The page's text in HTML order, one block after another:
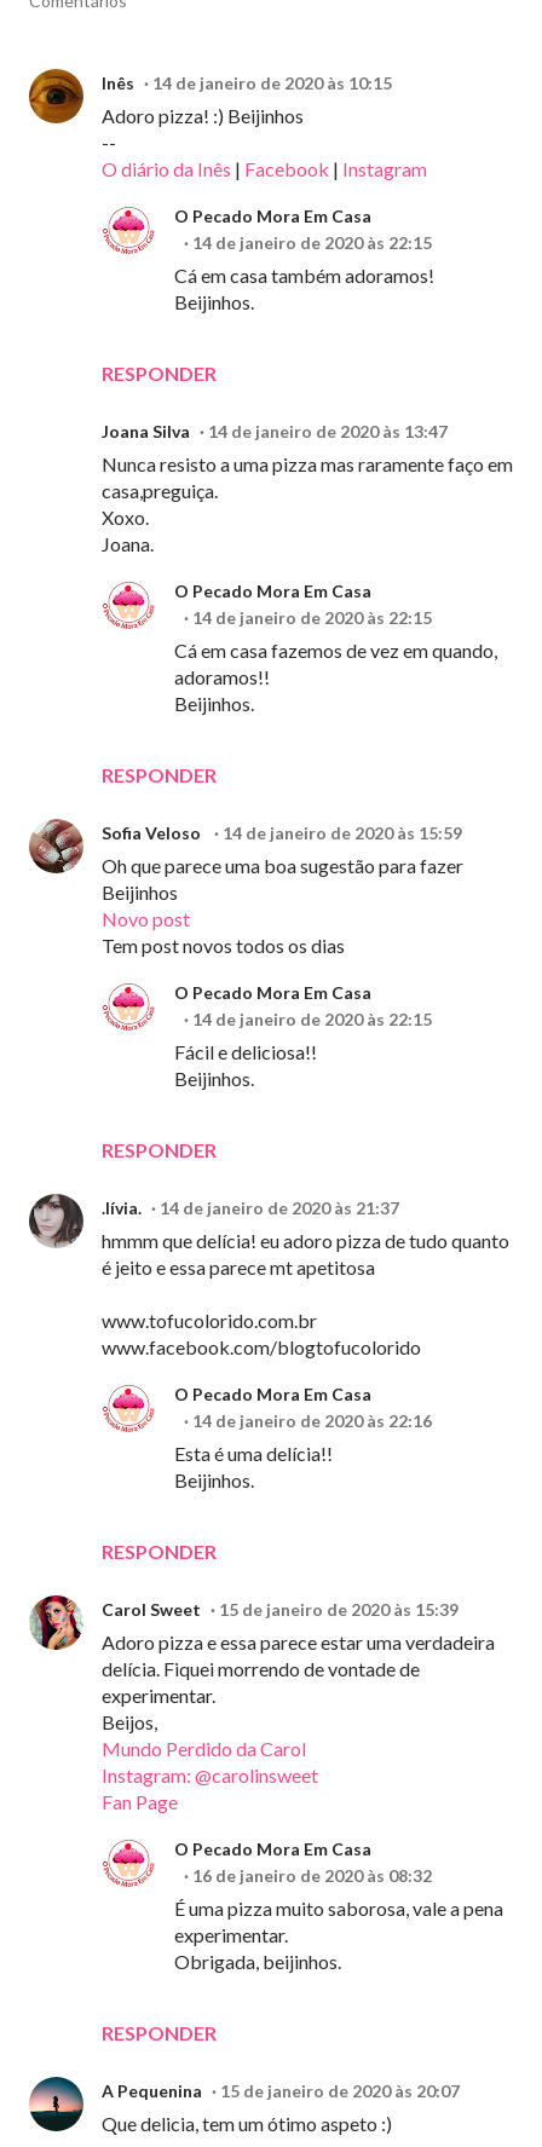
Inês 14 de janeiro de 2020 às 10:15
Adoro pizza! :) Beijinhos
--
O diário da Inês | Facebook | Instagram
RESPONDER
O Pecado Mora Em Casa
14 de janeiro de 2020 às 22:15
Cá em casa também adoramos!
Beijinhos.
Joana Silva 14 de janeiro de 2020 às 13:47
Nunca resisto a uma pizza mas raramente faço em
casa,preguiça.
Xoxo.
Joana.
RESPONDER
O Pecado Mora Em Casa
14 de janeiro de 2020 às 22:15
Cá em casa fazemos de vez em quando,
adoramos!!
Beijinhos.
Sofia Veloso 14 de janeiro de 2020 às 15:59
Oh que parece uma boa sugestão para fazer
Beijinhos
Novo post
Tem post novos todos os dias
RESPONDER
O Pecado Mora Em Casa
14 de janeiro de 2020 às 22:15
Fácil e deliciosa!!
Beijinhos.
.lívia. 14 de janeiro de 2020 às 21:37
hmmm que delícia! eu adoro pizza de tudo quanto
é jeito e essa parece mt apetitosa
www.tofucolorido.com.br
www.facebook.com/blogtofucolorido
RESPONDER
O Pecado Mora Em Casa
14 de janeiro de 2020 às 22:16
Esta é uma delícia!!
Beijinhos.
Carol Sweet 15 de janeiro de 2020 às 15:39
Adoro pizza e essa parece estar uma verdadeira
delícia. Fiquei morrendo de vontade de
experimentar.
Beijos,
Mundo Perdido da Carol
Instagram: @carolinsweet
Fan Page
RESPONDER
O Pecado Mora Em Casa
16 de janeiro de 2020 às 08:32
É uma pizza muito saborosa, vale a pena
experimentar.
Obrigada, beijinhos.
A Pequenina 15 de janeiro de 2020 às 20:07
Que delicia, tem um ótimo aspeto :)